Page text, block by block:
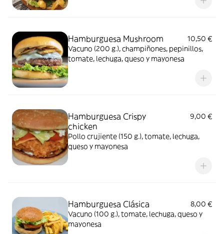
Hamburguesa Mushroom
10,50 €
Vacuno (200 g.), champiñones, pepinillos,
tomate, lechuga, queso y mayonesa
Hamburguesa Crispy
chicken
9,00 €
Pollo crujiente (150 g.), tomate, lechuga,
queso y mayonesa
Hamburguesa Clásica
8,00 €
Vacuno (100 g.), tomate, lechuga, queso y
mayonesa